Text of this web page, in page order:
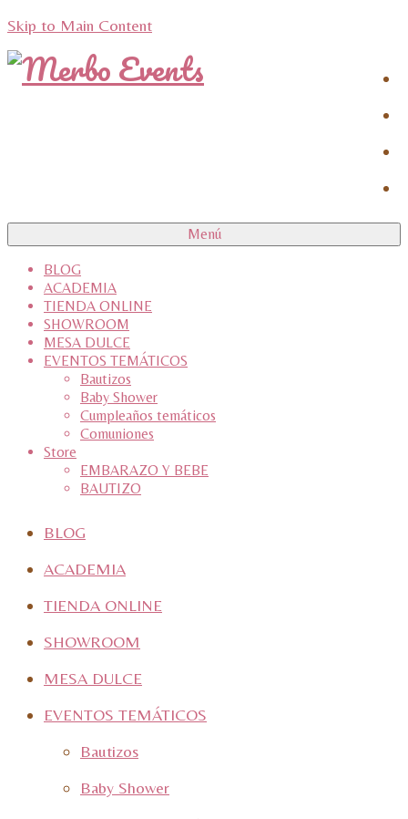
Skip to Main Content
Menú
BLOG
ACADEMIA
TIENDA ONLINE
SHOWROOM
MESA DULCE
EVENTOS TEMÁTICOS
Bautizos
Baby Shower
Cumpleaños temáticos
Comuniones
Store
EMBARAZO Y BEBE
BAUTIZO
BLOG
ACADEMIA
TIENDA ONLINE
SHOWROOM
MESA DULCE
EVENTOS TEMÁTICOS
Bautizos
Baby Shower